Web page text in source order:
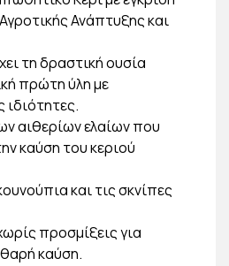
Ανάπτυξης και
τη δραστική ουσία
πρώτη ύλη με
αιθερίων ελαίων που
καύση του κεριού
και τις σκνίπες
προσμίξεις για
καύση.